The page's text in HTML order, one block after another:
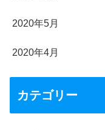
2020年5月
2020年4月
カテゴリー